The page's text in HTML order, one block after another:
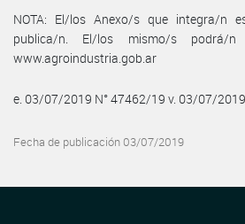
NOTA: El/los Anexo/s que integra/n
publica/n. El/los mismo/s podrá/
www.agroindustria.gob.ar
e. 03/07/2019 N° 47462/19 v. 03/07/2019
Fecha de publicación 03/07/2019